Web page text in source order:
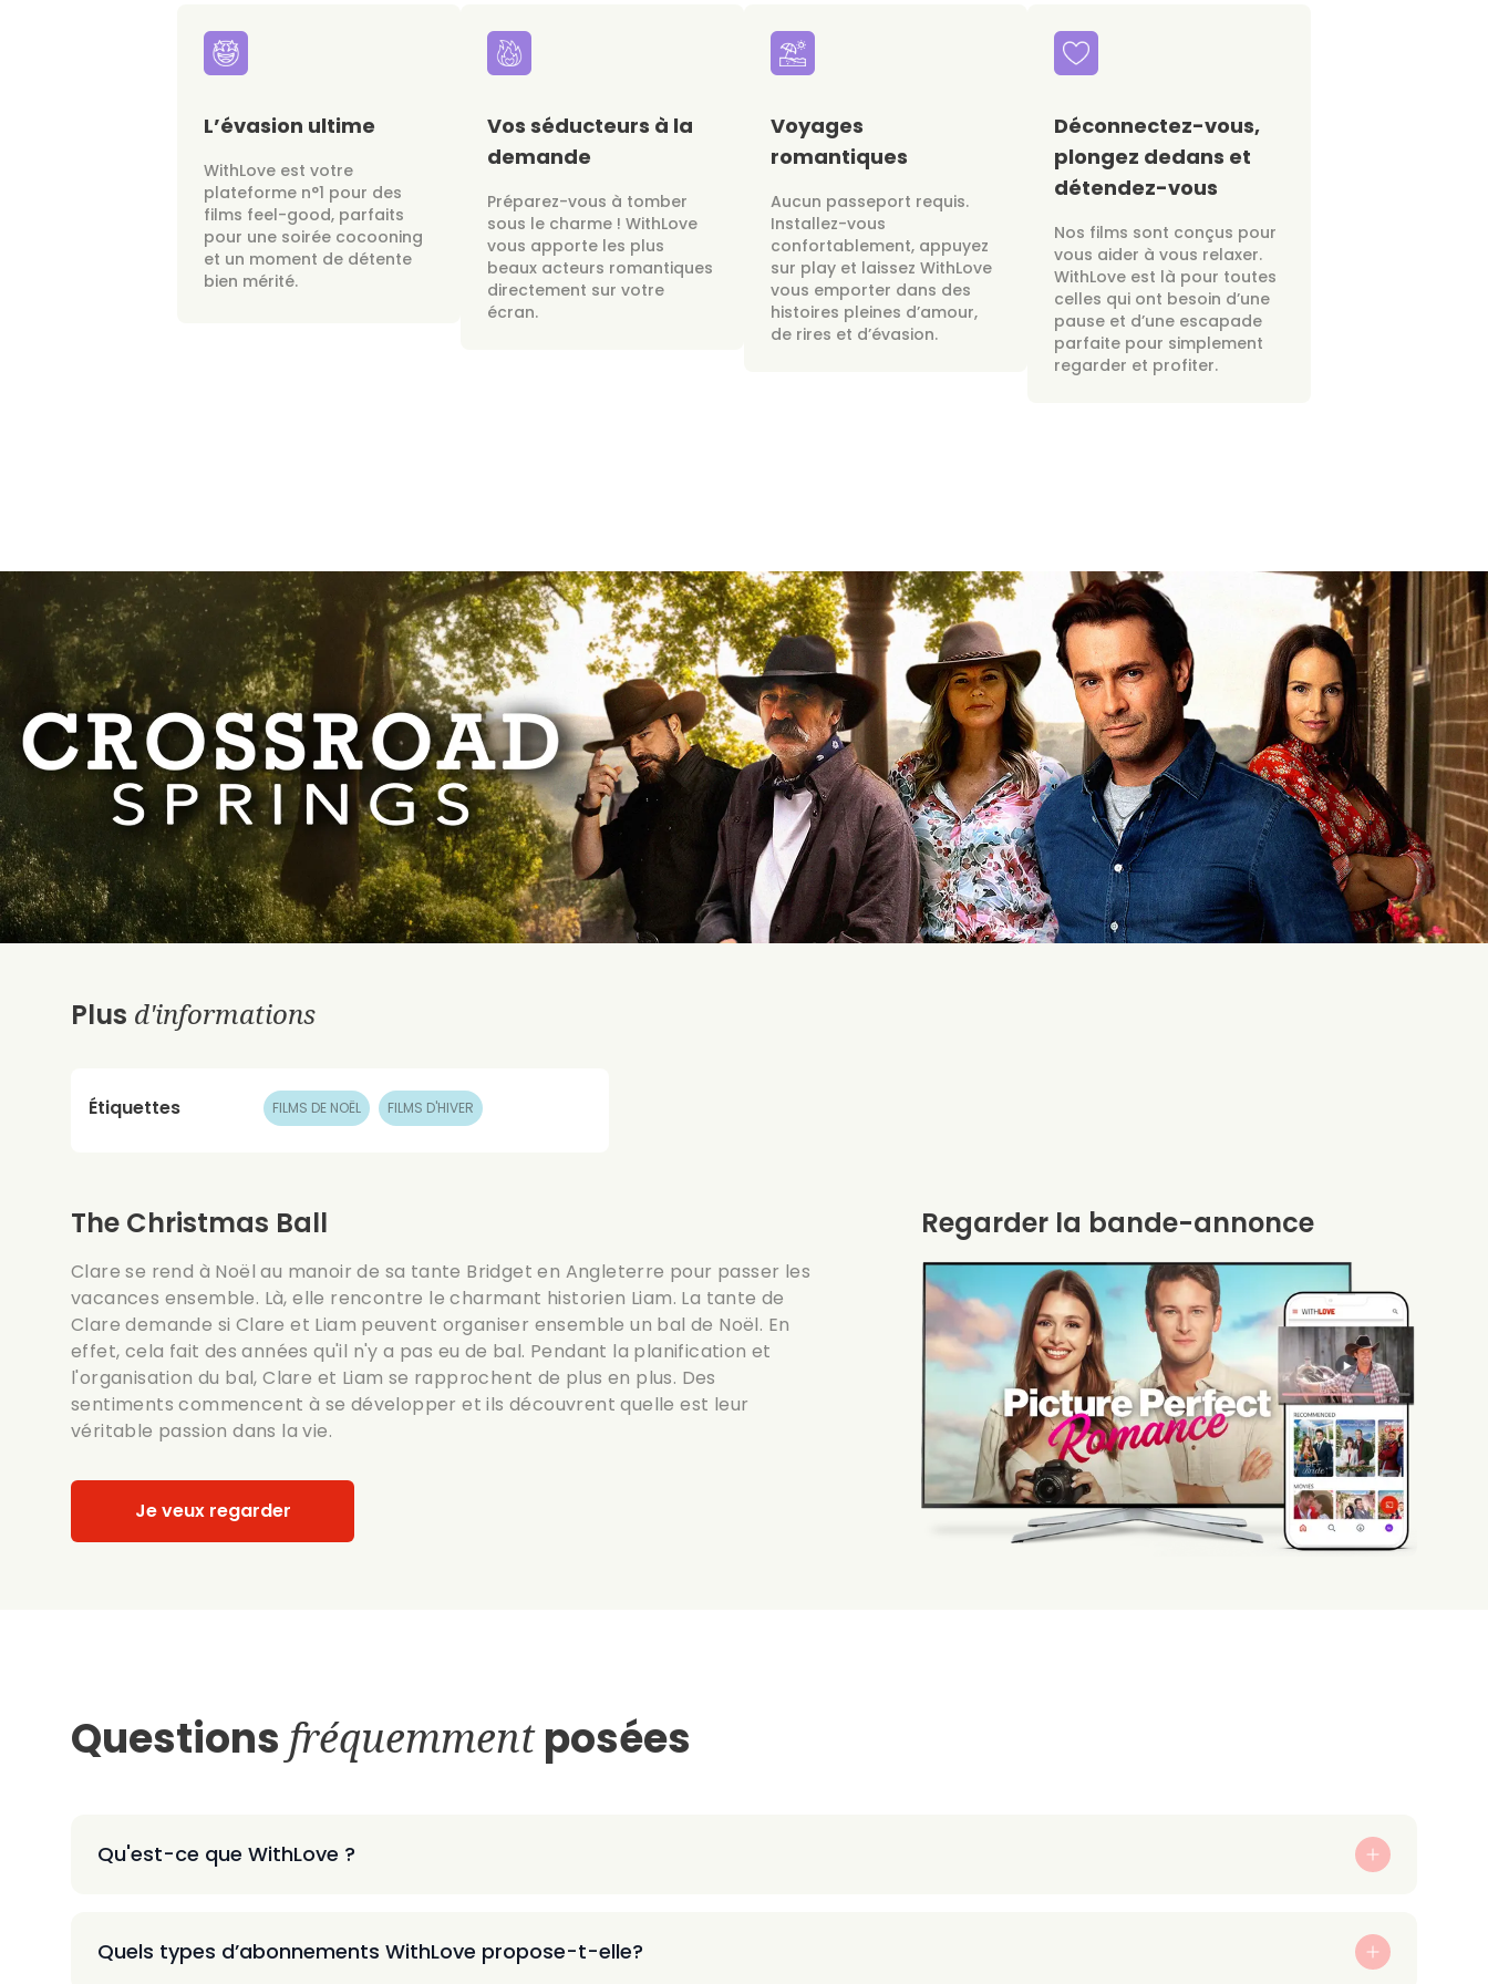
L’évasion ultime
WithLove est votre
plateforme n°1 pour des
films feel-good, parfaits
pour une soirée cocooning
et un moment de détente
bien mérité.
Vos séducteurs à la
demande
Préparez-vous à tomber
sous le charme ! WithLove
vous apporte les plus
beaux acteurs romantiques
directement sur votre
écran.
Voyages
romantiques
Aucun passeport requis.
Installez-vous
confortablement, appuyez
sur play et laissez WithLove
vous emporter dans des
histoires pleines d’amour,
de rires et d’évasion.
Déconnectez-vous,
plongez dedans et
détendez-vous
Nos films sont conçus pour
vous aider à vous relaxer.
WithLove est là pour toutes
celles qui ont besoin d’une
pause et d’une escapade
parfaite pour simplement
regarder et profiter.
Plus d'informations
Étiquettes FILMS DE NOËL FILMS D'HIVER
The Christmas Ball
Clare se rend à Noël au manoir de sa tante Bridget en Angleterre pour passer les
vacances ensemble. Là, elle rencontre le charmant historien Liam. La tante de
Clare demande si Clare et Liam peuvent organiser ensemble un bal de Noël. En
effet, cela fait des années qu'il n'y a pas eu de bal. Pendant la planification et
l'organisation du bal, Clare et Liam se rapprochent de plus en plus. Des
sentiments commencent à se développer et ils découvrent quelle est leur
véritable passion dans la vie.
Je veux regarder
Regarder la bande-annonce
Questions fréquemmentposées
Qu'est-ce que WithLove ?
Quels types d’abonnements WithLove propose-t-elle?